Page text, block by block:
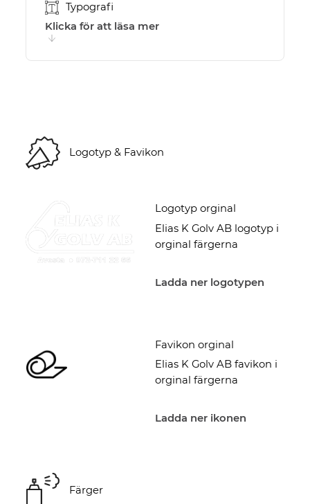
Typografi
Klicka för att läsa mer
Logotyp & Favikon
Logotyp orginal
Elias K Golv AB logotyp i
orginal färgerna
Ladda ner logotypen
Favikon orginal
Elias K Golv AB favikon i
orginal färgerna
Ladda ner ikonen
Färger